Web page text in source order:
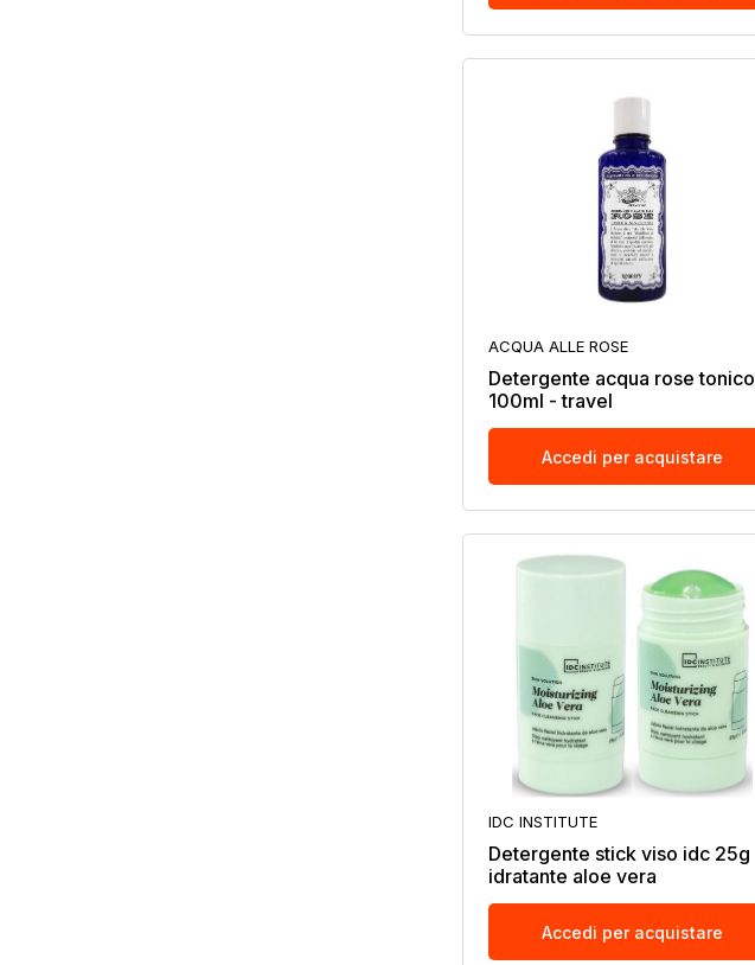
ACQUA ALLE ROSE
Detergente acqua rose tonico
100ml - travel
Accedi per acquistare
IDC INSTITUTE
Detergente stick viso idc 25g
idratante aloe vera
Accedi per acquistare